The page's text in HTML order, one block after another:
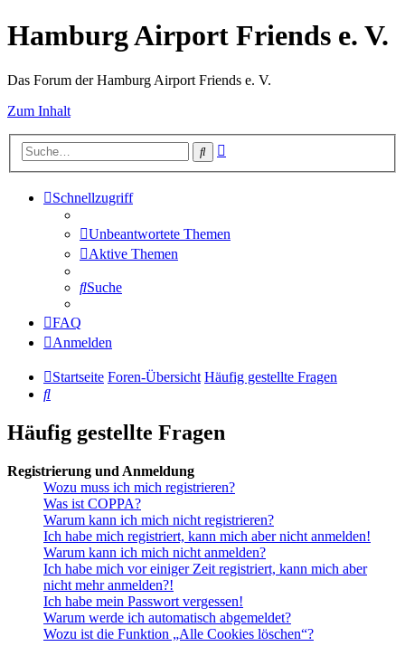
Hamburg Airport Friends e. V.
Das Forum der Hamburg Airport Friends e. V.
Zum Inhalt
Suche
Schnellzugriff
Unbeantwortete Themen
Aktive Themen
Suche
FAQ
Anmelden
Startseite Foren-Übersicht Häufig gestellte Fragen
Suche
Häufig gestellte Fragen
Registrierung und Anmeldung
Wozu muss ich mich registrieren?
Was ist COPPA?
Warum kann ich mich nicht registrieren?
Ich habe mich registriert, kann mich aber nicht anmelden!
Warum kann ich mich nicht anmelden?
Ich habe mich vor einiger Zeit registriert, kann mich aber
nicht mehr anmelden?!
Ich habe mein Passwort vergessen!
Warum werde ich automatisch abgemeldet?
Wozu ist die Funktion „Alle Cookies löschen“?